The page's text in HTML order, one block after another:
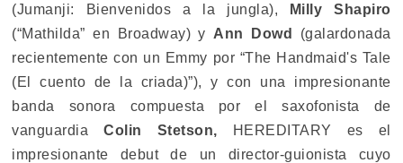
(Jumanji: Bienvenidos a la jungla),
Milly Shapiro
(“Mathilda” en Broadway) y Ann Dowd
(galardonada
recientemente con un Emmy por “The Handmaid's Tale
(El cuento de la criada)”), y con una impresionante
banda sonora compuesta por el saxofonista de
vanguardiaColin Stetson,
HEREDITARY es el
impresionante debut de un director-guionista cuyo